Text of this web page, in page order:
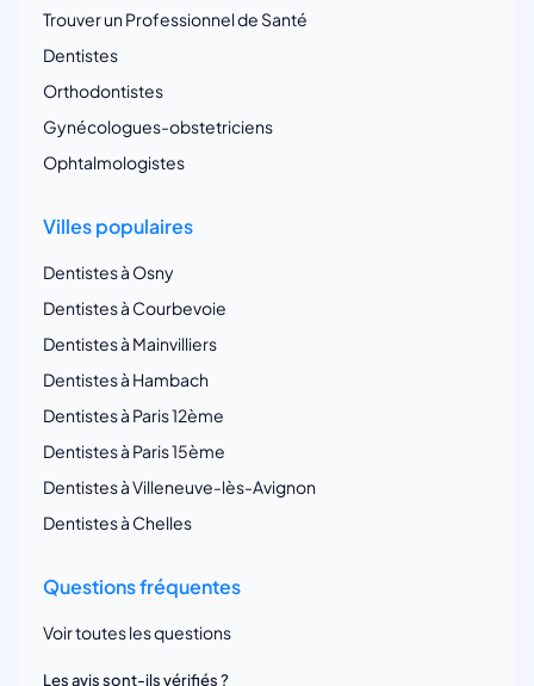
Trouver un Professionnel de Santé
Dentistes
Orthodontistes
Gynécologues-obstetriciens
Ophtalmologistes
Villes populaires
Dentistes à Osny
Dentistes à Courbevoie
Dentistes à Mainvilliers
Dentistes à Hambach
Dentistes à Paris 12ème
Dentistes à Paris 15ème
Dentistes à Villeneuve-lès-Avignon
Dentistes à Chelles
Questions fréquentes
Voir toutes les questions
Les avis sont-ils vérifiés ?